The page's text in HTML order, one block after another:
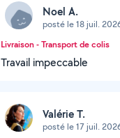
Noel A.
posté le 18 juil.
Livraison - Transport de colis
Travail impeccable
Valérie T.
posté le 17 juil.